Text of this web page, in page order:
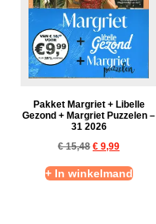
Pakket Margriet + Libelle
Gezond + Margriet Puzzelen –
31 2026
€15,48 € 9,99
+ In winkelmand